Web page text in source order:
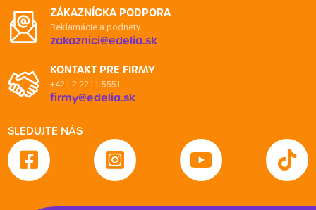
ZÁKAZNÍCKA PODPORA
Reklamácie a podnety
zakaznici@edelia.sk
KONTAKT PRE FIRMY
+421 2 2211 5551
firmy@edelia.sk
SLEDUJTE NÁS